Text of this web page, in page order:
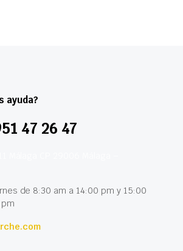
ayuda?
47 26 47
de 8:30 am a 14:00 pm y 15:00